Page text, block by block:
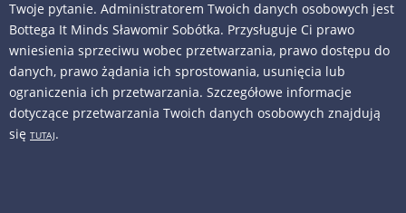
Twoje pytanie. Administratorem Twoich danych osobowych jest
Bottega It Minds Sławomir Sobótka. Przysługuje Ci prawo
wniesienia sprzeciwu wobec przetwarzania, prawo dostępu do
danych, prawo żądania ich sprostowania, usunięcia lub
ograniczenia ich przetwarzania. Szczegółowe informacje
dotyczące przetwarzania Twoich danych osobowych znajdują
się TUTAJ.